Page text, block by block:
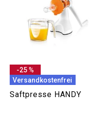
-25 %
Versandkostenfrei
Saftpresse HANDY